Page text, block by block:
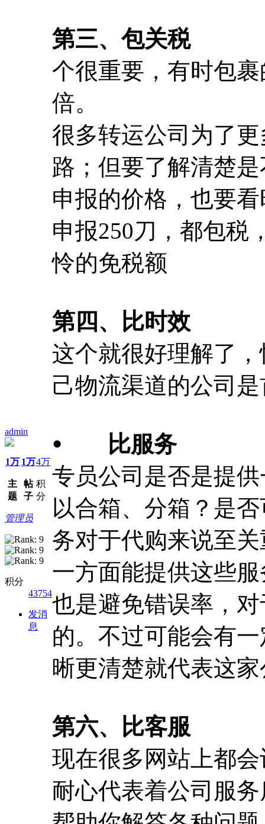
admin
1万
主
题
1万
帖
子
4万
积
分
管理员
积分
43754
发消
息
第三、包关税
个很重要，有时包
倍。
很多转运公司为了
路；但要了解清楚
申报的价格，也要
申报250刀，都包税
怜的免税额
第四、比时效
这个就很好理解了
己物流渠道的公司
⦁ 比服务
专员公司是否是提
以合箱、分箱？是
务对于代购来说至
一方面能提供这些
也是避免错误率，
的。不过可能会有
晰更清楚就代表这
第六、比客服
现在很多网站上都
耐心代表着公司服